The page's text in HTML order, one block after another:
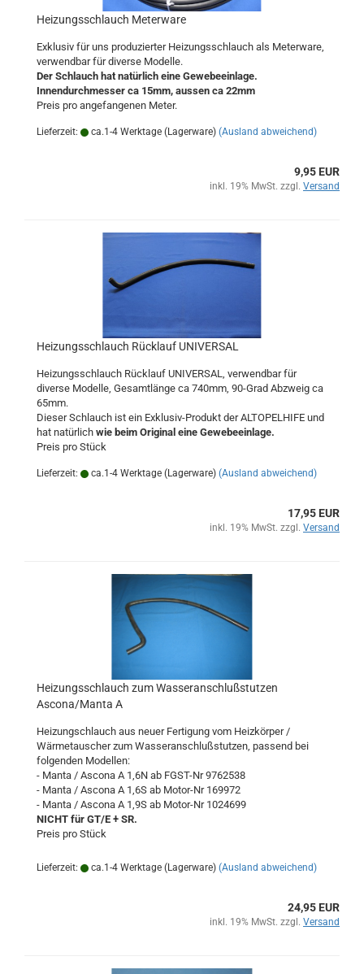
Heizungsschlauch Meterware
Exklusiv für uns produzierter Heizungsschlauch als Meterware,
verwendbar für diverse Modelle.
Der Schlauch hat natürlich eine Gewebeeinlage.
Innendurchmesser ca 15mm, aussen ca 22mm
Preis pro angefangenen Meter.
Lieferzeit: ca.1-4 Werktage (Lagerware) (Ausland abweichend)
9,95 EUR
inkl. 19% MwSt. zzgl. Versand
Heizungsschlauch Rücklauf UNIVERSAL
Heizungsschlauch Rücklauf UNIVERSAL, verwendbar für
diverse Modelle, Gesamtlänge ca 740mm, 90-Grad Abzweig ca
65mm.
Dieser Schlauch ist ein Exklusiv-Produkt der ALTOPELHIFE und
hat natürlich wie beim Original eine Gewebeeinlage.
Preis pro Stück
Lieferzeit: ca.1-4 Werktage (Lagerware) (Ausland abweichend)
17,95 EUR
inkl. 19% MwSt. zzgl. Versand
Heizungsschlauch zum Wasseranschlußstutzen
Ascona/Manta A
Heizungschlauch aus neuer Fertigung vom Heizkörper /
Wärmetauscher zum Wasseranschlußstutzen, passend bei
folgenden Modellen:
- Manta / Ascona A 1,6N ab FGST-Nr 9762538
- Manta / Ascona A 1,6S ab Motor-Nr 169972
- Manta / Ascona A 1,9S ab Motor-Nr 1024699
NICHT für GT/E + SR.
Preis pro Stück
Lieferzeit: ca.1-4 Werktage (Lagerware) (Ausland abweichend)
24,95 EUR
inkl. 19% MwSt. zzgl. Versand